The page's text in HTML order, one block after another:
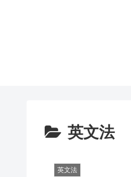
英文法
英文法